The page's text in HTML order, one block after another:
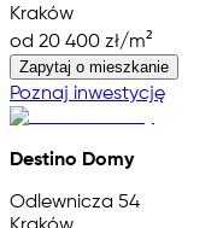
Kraków
od 20 400 zł/m²
Zapytaj o mieszkanie
Poznaj inwestycję
Destino Domy
Odlewnicza 54